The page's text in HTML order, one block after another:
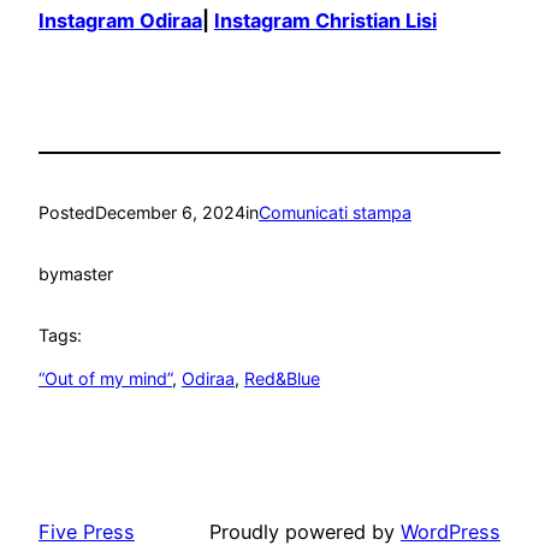
Instagram Odiraa Instagram Christian Lisi
PostedDecember 6, 2024inComunicati stampa
bymaster
Tags:
“Out of my mind”, Odiraa, Red&Blue
Five Press Proudly powered by WordPress